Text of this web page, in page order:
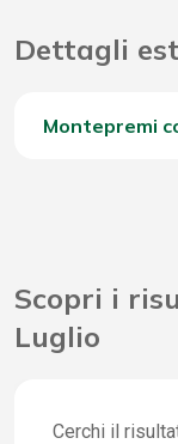
Dettagli
Montepremi
Scopri i
Luglio
Cerchi il